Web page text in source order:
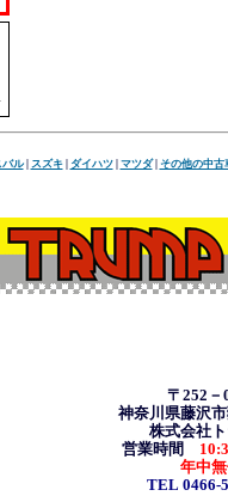
バル| スズキ| ダイハツ| マツダ| その他の中古
〒252－
神奈川県藤沢
株式会社
営業時間
年中
TEL 0466-